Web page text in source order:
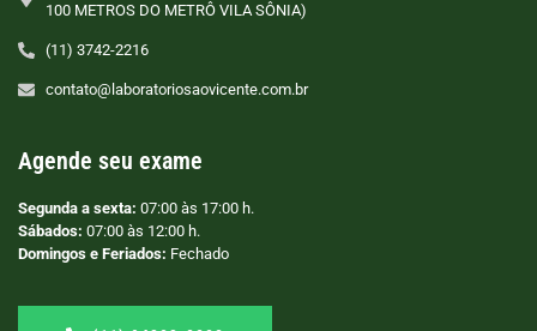
100 METROS DO METRÔ VILA SÔNIA)
(11) 3742-2216
contato@laboratoriosaovicente.com.br
Agende seu exame
Segunda a sexta: 07:00 às 17:00 h.
Sábados: 07:00 às 12:00 h.
Domingos e Feriados: Fechado